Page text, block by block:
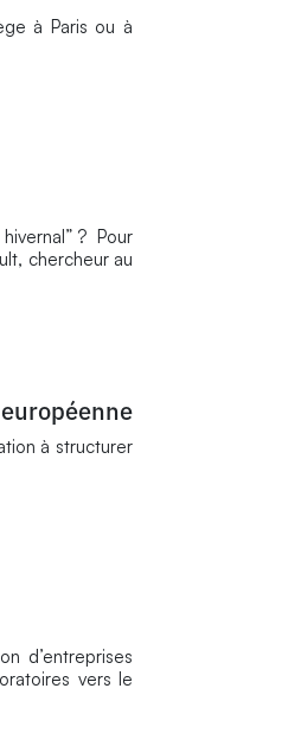
à Paris ou à
? Pour
chercheur au
à structurer
d’entreprises
vers le